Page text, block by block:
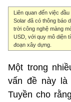
Liên quan đến việc
Solar đã có thông báo
trời công nghệ màng
USD, với quy mô diện
đoạn xây dựng.
Một trong
vấn đề này là
Tuyền cho